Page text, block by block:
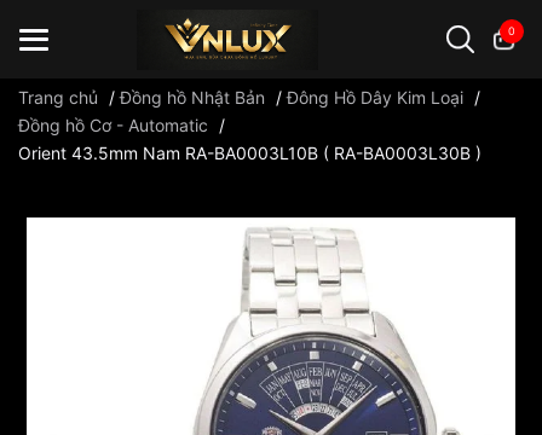
0
Đồng hồ casio đồng hồ G-Shock đồng hồ Orient ...
Trang chủ /Đồng hồ Nhật Bản /Đông Hồ Dây Kim Loại /
Đồng hồ Cơ - Automatic
/
Orient 43.5mm Nam RA-BA0003L10B ( RA-BA0003L30B )